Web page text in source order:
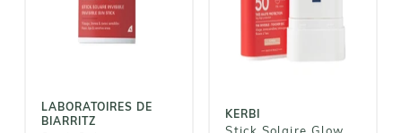
LABORATOIRES DE
BIARRITZ
Stick Solaire
Invisible
SPF50+
KERBI
Stick Solaire
Glow SPF50+
14,50€